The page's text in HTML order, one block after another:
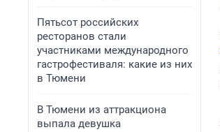
Пятьсот российских
ресторанов стали
участниками международного
гастрофестиваля: какие из них
в Тюмени
В Тюмени из аттракциона
выпала девушка